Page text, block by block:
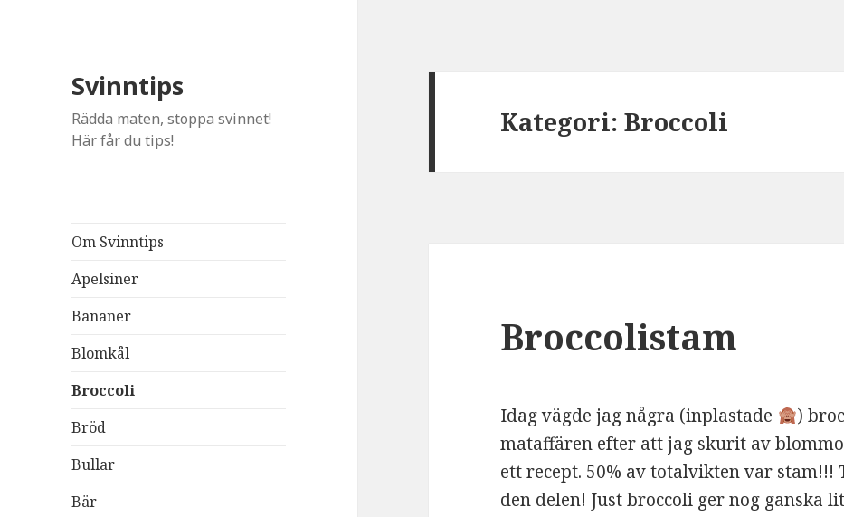
Svinntips
Rädda maten, stoppa svinnet!
Här får du tips!
Om Svinntips
Apelsiner
Bananer
Blomkål
Broccoli
Bröd
Bullar
Bär
Kategori:Broccoli
Broccolistam
Idag vägde jag några (inplastade
)
mataffären efter att jag skurit av
ett recept. 50% av totalvikten var stam!!!
den delen! Just broccoli ger nog ganska